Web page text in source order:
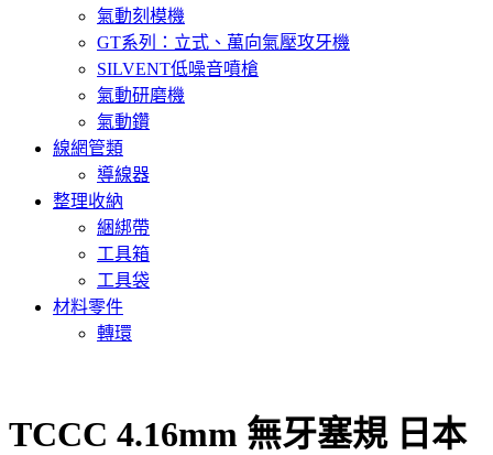
氣動刻模機
GT系列：立式、萬向氣壓攻牙機
SILVENT低噪音噴槍
氣動研磨機
氣動鑽
線網管類
導線器
整理收納
綑綁帶
工具箱
工具袋
材料零件
轉環
TCCC 4.16mm 無牙塞規 日本